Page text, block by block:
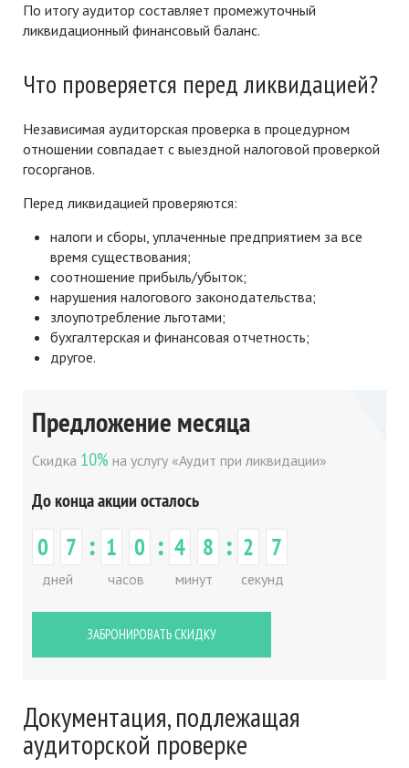
По итогу аудитор составляет промежуточный
ликвидационный финансовый баланс.
Что проверяется перед ликвидацией?
Независимая аудиторская проверка в процедурном
отношении совпадает с выездной налоговой проверкой
госорганов.
Перед ликвидацией проверяются:
налоги и сборы, уплаченные предприятием за все
время существования;
соотношение прибыль/убыток;
нарушения налогового законодательства;
злоупотребление льготами;
бухгалтерская и финансовая отчетность;
другое.
Предложение месяца
Скидка 10% на услугу «Аудит при ликвидации»
До конца акции осталось
0 7
дней
: 1 0
часов
: 4 8
минут
: 2 7
секунд
ЗАБРОНИРОВАТЬ СКИДКУ
Документация, подлежащая
аудиторской проверке